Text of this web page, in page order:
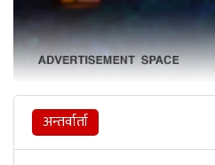
अन्तर्वार्ता